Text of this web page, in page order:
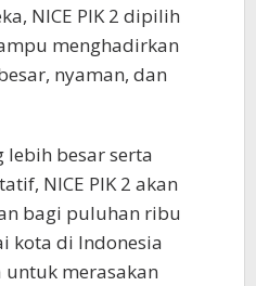
NICE PIK 2 dipilih
menghadirkan
nyaman, dan
lebih besar serta
NICE PIK 2 akan
bagi puluhan ribu
kota di Indonesia
merasakan